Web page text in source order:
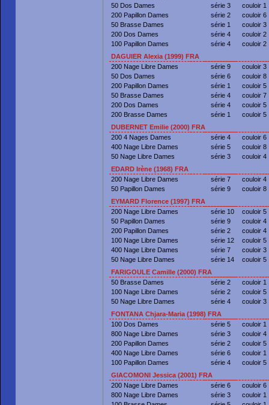
50 Dos Dames
série 3
couloir 1
200 Papillon Dames
série 2
couloir 6
50 Brasse Dames
série 1
couloir 3
200 Dos Dames
série 4
couloir 2
100 Papillon Dames
série 4
couloir 2
DAGUIER Alexia (1999) FRA
200 Nage Libre Dames
série 9
couloir 3
50 Dos Dames
série 6
couloir 8
200 Papillon Dames
série 1
couloir 5
50 Brasse Dames
série 4
couloir 7
200 Dos Dames
série 4
couloir 5
200 Brasse Dames
série 1
couloir 5
DUBERNET Emilie (2000) FRA
200 4 Nages Dames
série 4
couloir 6
400 Nage Libre Dames
série 5
couloir 8
50 Nage Libre Dames
série 3
couloir 4
EDARD Irène (1968) FRA
200 Nage Libre Dames
série 7
couloir 4
50 Papillon Dames
série 9
couloir 8
EYMARD Florence (1997) FRA
200 Nage Libre Dames
série 10
couloir 5
50 Papillon Dames
série 9
couloir 4
200 Papillon Dames
série 2
couloir 4
100 Nage Libre Dames
série 12
couloir 5
400 Nage Libre Dames
série 7
couloir 3
50 Nage Libre Dames
série 14
couloir 5
FARIGOULE Camille (2000) FRA
50 Brasse Dames
série 2
couloir 1
100 Nage Libre Dames
série 2
couloir 5
50 Nage Libre Dames
série 4
couloir 3
FONTANA Chjara-Maria (1998) FRA
100 Dos Dames
série 5
couloir 1
800 Nage Libre Dames
série 3
couloir 4
200 Papillon Dames
série 2
couloir 5
400 Nage Libre Dames
série 6
couloir 1
100 Papillon Dames
série 4
couloir 5
GIACOMONI Jessica (2001) FRA
200 Nage Libre Dames
série 6
couloir 6
800 Nage Libre Dames
série 3
couloir 1